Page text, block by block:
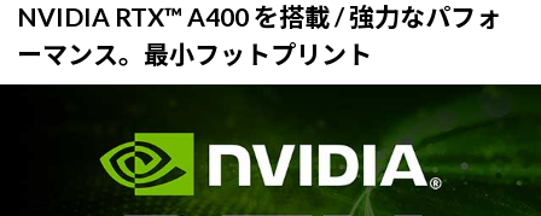
NVIDIA RTX™ A400 を搭載 / 強力なパフォ
ーマンス。最小フットプリント